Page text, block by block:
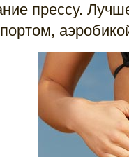
прессу.